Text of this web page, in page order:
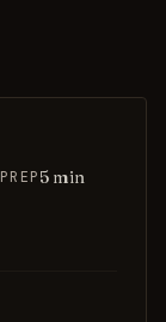
PREP5 min